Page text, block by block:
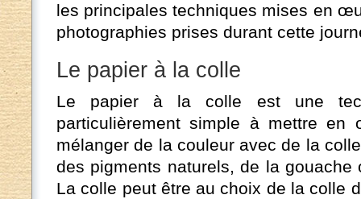
les principales techniques mises en
photographies prises durant cette
Le papier à la colle
Le papier à la colle est une
particulièrement simple à mettre
mélanger de la couleur avec de la
des pigments naturels, de la
La colle peut être au choix de la colle